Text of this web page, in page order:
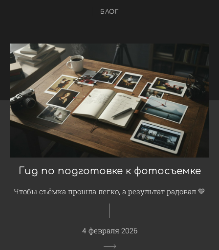
БЛОГ
Гид по подготовке к фотосъемке
Чтобы съёмка прошла легко, а результат радовал 💛
4 февраля 2026